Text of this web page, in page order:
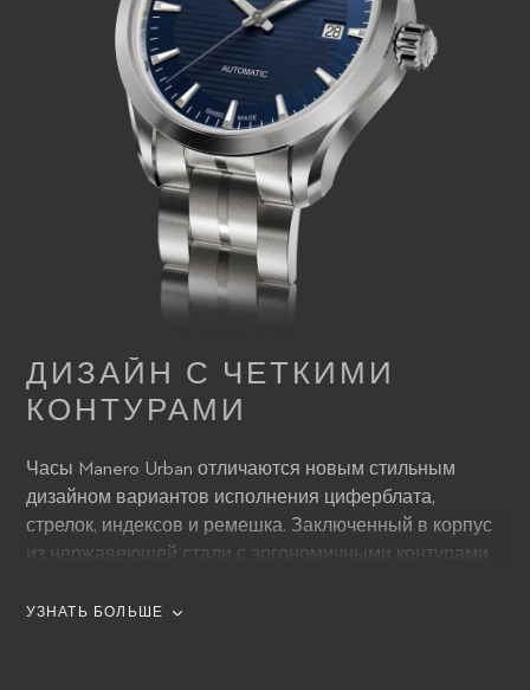
ДИЗАЙН С ЧЕТКИМИ
КОНТУРАМИ
Часы Manero Urban отличаются новым стильным
дизайном вариантов исполнения циферблата,
стрелок, индексов и ремешка. Заключенный в корпус
из нержавеющей стали с эргономичными контурами,
лучей имеет полосатую матовую отделку, что
УЗНАТЬ БОЛЬШЕ